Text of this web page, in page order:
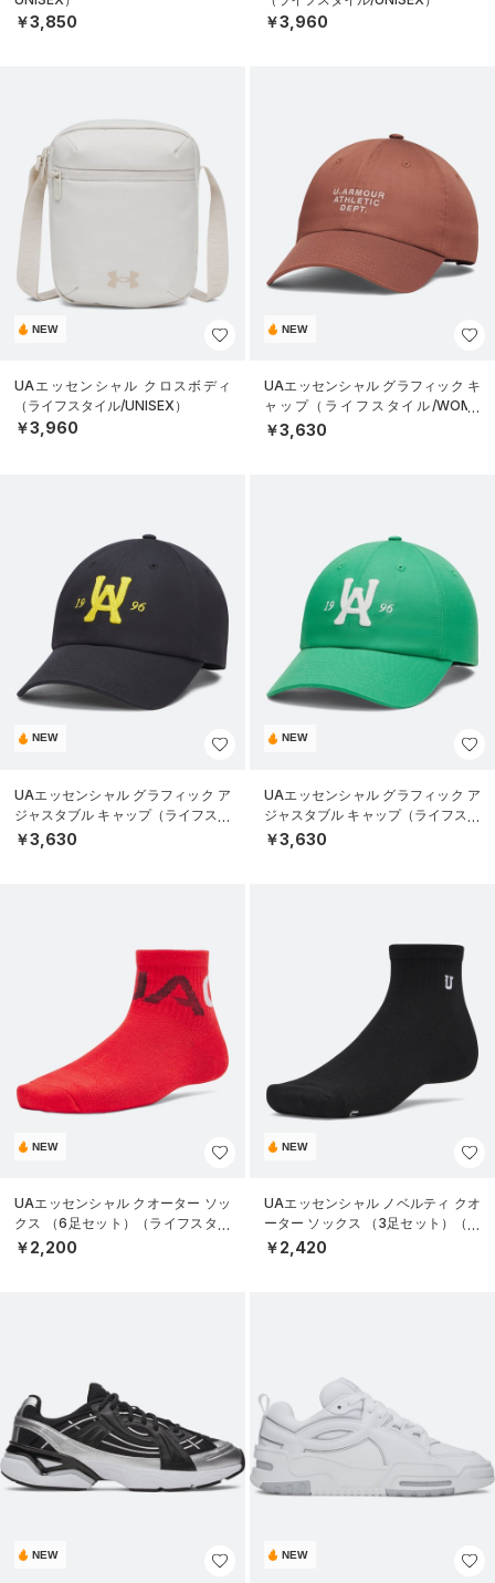
￥3,850 ￥3,960
NEW
UAエッセンシャル クロスボディ
（ライフスタイル/UNISEX）
￥3,960
NEW
UAエッセンシャル グラフィック キ
ャップ（ライフスタイル/WOME
N）
￥3,630
NEW
UAエッセンシャル グラフィック ア
ジャスタブル キャップ（ライフスタ
イル/UNISEX）
￥3,630
NEW
UAエッセンシャル グラフィック ア
ジャスタブル キャップ（ライフスタ
イル/UNISEX）
￥3,630
NEW
UAエッセンシャル クオーター ソッ
クス （6足セット）（ライフスタイ
ル/KIDS）
￥2,200
NEW
UAエッセンシャル ノベルティ クオ
ーター ソックス （3足セット）（ラ
イフスタイル/UNISEX）
￥2,420
NEW NEW